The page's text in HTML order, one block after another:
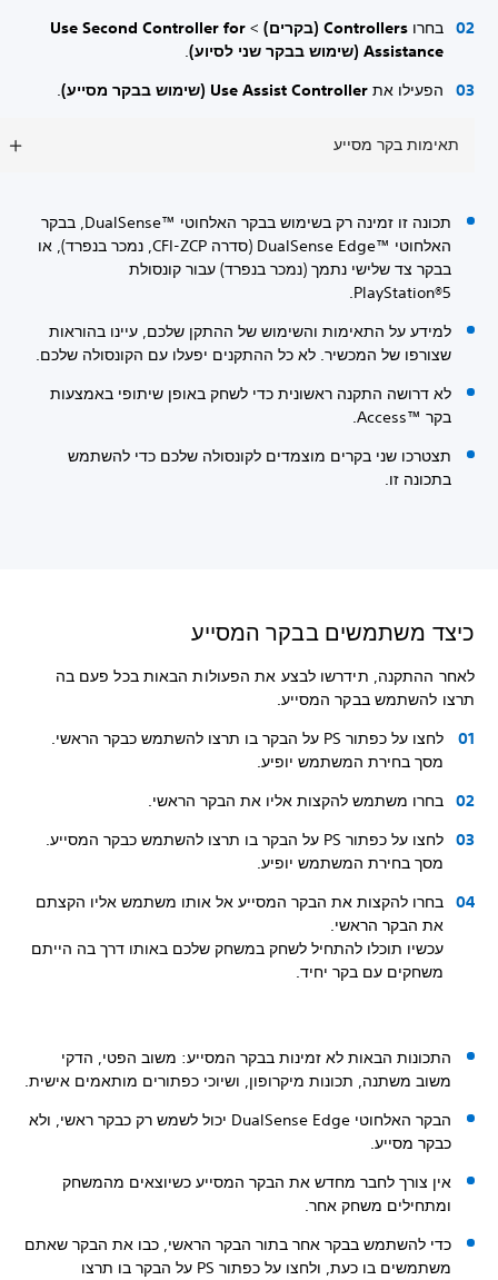
בחרוControllers (בקרים) >
Use Second Controller for
Assistance (שימוש בבקר שני לסיוע)
.
הפעילו אתUse Assist Controller (שימוש בבקר מסייע) .
תאימות בקר מסייע
תכונה זו זמינה רק בשימוש בבקר האלחוטי DualSense™‎, בבקר
האלחוטי DualSense Edge™‎ (סדרה CFI-ZCP, נמכר בנפרד), או
בבקר צד שלישי נתמך (נמכר בנפרד) עבור קונסולת
PlayStation®5.
למידע על התאימות והשימוש של ההתקן שלכם, עיינו בהוראות
שצורפו של המכשיר. לא כל ההתקנים יפעלו עם הקונסולה שלכם.
לא דרושה התקנה ראשונית כדי לשחק באופן שיתופי באמצעות
בקר Access™‎.
תצטרכו שני בקרים מוצמדים לקונסולה שלכם כדי להשתמש
בתכונה זו.
כיצד משתמשים בבקר המסייע
לאחר ההתקנה, תידרשו לבצע את הפעולות הבאות בכל פעם בה
תרצו להשתמש בבקר המסייע.
לחצו על כפתור PS על הבקר בו תרצו להשתמש כבקר הראשי.
מסך בחירת המשתמש יופיע.
בחרו משתמש להקצות אליו את הבקר הראשי.
לחצו על כפתור PS על הבקר בו תרצו להשתמש כבקר המסייע.
מסך בחירת המשתמש יופיע.
בחרו להקצות את הבקר המסייע אל אותו משתמש אליו הקצתם
את הבקר הראשי.
עכשיו תוכלו להתחיל לשחק במשחק שלכם באותו דרך בה הייתם
משחקים עם בקר יחיד.
התכונות הבאות לא זמינות בבקר המסייע: משוב הפטי, הדקי
משוב משתנה, תכונות מיקרופון, ושיוכי כפתורים מותאמים אישית.
הבקר האלחוטי DualSense Edge יכול לשמש רק כבקר ראשי, ולא
כבקר מסייע.
אין צורך לחבר מחדש את הבקר המסייע כשיוצאים מהמשחק
ומתחילים משחק אחר.
כדי להשתמש בבקר אחר בתור הבקר הראשי, כבו את הבקר שאתם
משתמשים בו כעת, ולחצו על כפתור PS‏ על הבקר בו תרצו